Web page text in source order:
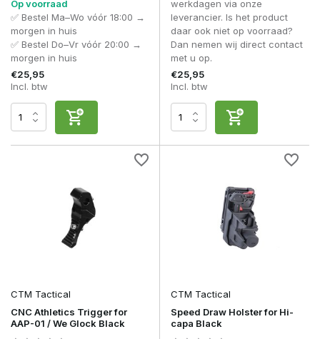
Op voorraad
✅ Bestel Ma–Wo vóór 18:00 →
morgen in huis
✅ Bestel Do–Vr vóór 20:00 →
morgen in huis
€25,95
Incl. btw
werkdagen via onze
leverancier. Is het product
daar ook niet op voorraad?
Dan nemen wij direct contact
met u op.
€25,95
Incl. btw
CTM Tactical
CNC Athletics Trigger for
AAP-01 / We Glock Black
CTM Tactical
Speed Draw Holster for Hi-
capa Black